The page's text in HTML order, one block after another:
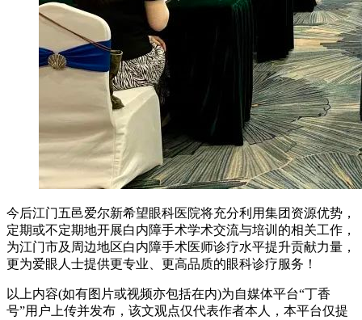
今后江门五邑爱尔新希望眼科医院将充分利用集团资源优势，
定期或不定期地开展白内障手术学术交流与培训的相关工作，
为江门市及周边地区白内障手术医师诊疗水平提升贡献力量，
更为爱眼人士提供更专业、更高品质的眼科诊疗服务！
以上内容(如有图片或视频亦包括在内)为自媒体平台“丁香
号”用户上传并发布，该文观点仅代表作者本人，本平台仅提